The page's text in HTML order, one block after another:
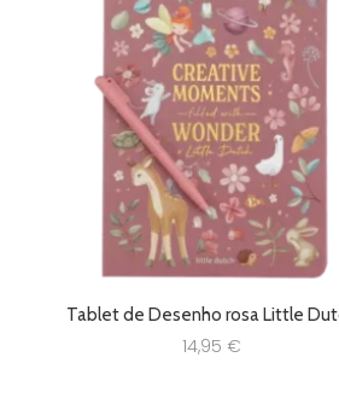
Tablet de Desenho rosa Little
14,95 €